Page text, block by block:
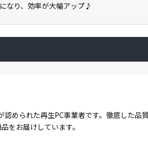
なり、効率が大幅アップ♪
められた再生PC事業者です。徹底した
をお届けしています。